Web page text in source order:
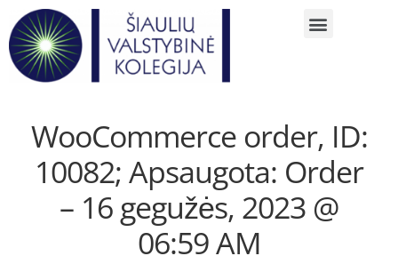
WooCommerce order, ID:
10082; Apsaugota: Order
– 16 gegužės, 2023 @
06:59 AM